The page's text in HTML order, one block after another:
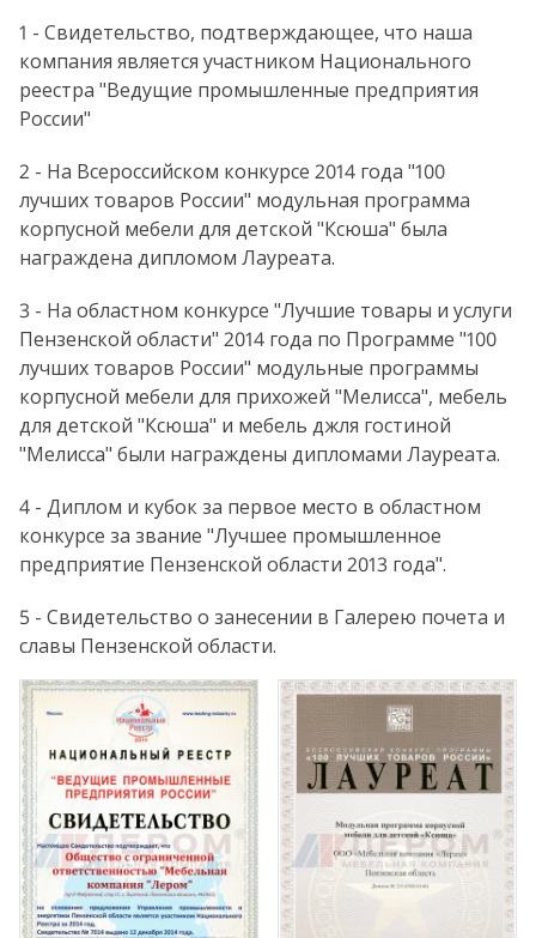
1 - Свидетельство, подтверждающее, что наша
компания является участником Национального
реестра "Ведущие промышленные предприятия
России"
2 - На Всероссийском конкурсе 2014 года "100
лучших товаров России" модульная программа
корпусной мебели для детской "Ксюша" была
награждена дипломом Лауреата.
3 - На областном конкурсе "Лучшие товары и услуги
Пензенской области" 2014 года по Программе "100
лучших товаров России" модульные программы
корпусной мебели для прихожей "Мелисса", мебель
для детской "Ксюша" и мебель джля гостиной
"Мелисса" были награждены дипломами Лауреата.
4 - Диплом и кубок за первое место в областном
конкурсе за звание "Лучшее промышленное
предприятие Пензенской области 2013 года".
5 - Свидетельство о занесении в Галерею почета и
славы Пензенской области.